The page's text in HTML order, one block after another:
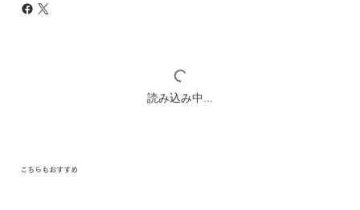
読み込み中...
こちらもおすすめ